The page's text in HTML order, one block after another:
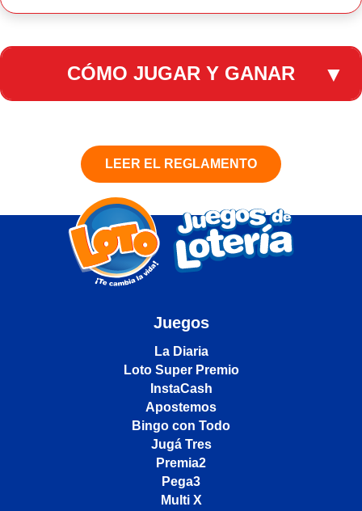
CÓMO JUGAR Y GANAR ▼
LEER EL REGLAMENTO
Juegos
La Diaria
Loto Super Premio
InstaCash
Apostemos
Bingo con Todo
Jugá Tres
Premia2
Pega3
Multi X